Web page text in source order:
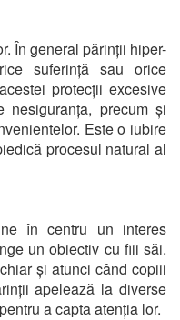
În general părinții hiper-
suferință sau orice
protecții excesive
precum și
Este o iubire
procesul natural al
în centru un interes
un obiectiv cu fiii săi.
și atunci când copiii
apelează la diverse
a capta atenția lor.